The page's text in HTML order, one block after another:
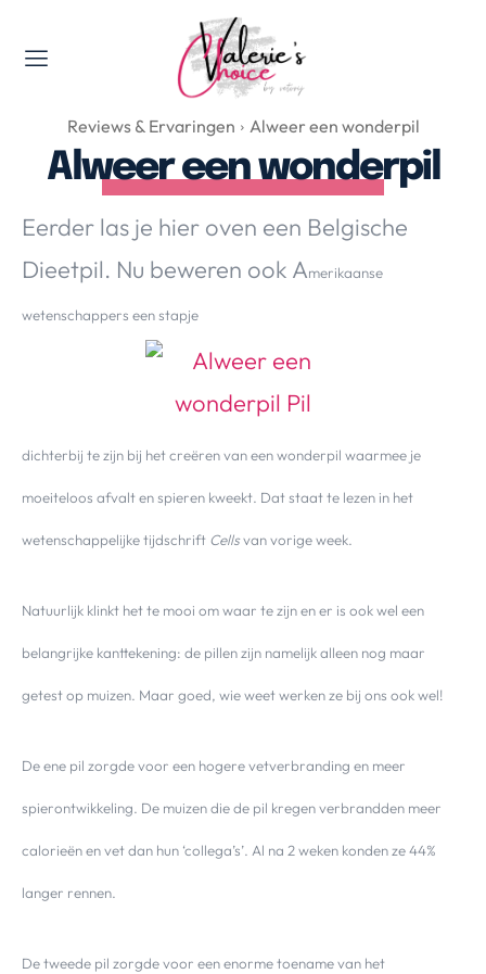
Valerie's Topics
Travel & Culture
Food & Drinks
Lifestyle, Sport & Duurzaamheid
Gadgets & Tech
Top 5 van Valerie
Huis & Tuin
Nieuws & Media
Over Valerie
Over Valerie
Contact
Travel
Lifestyle
Reviews & Ervaringen Alweer een wonderpil
Alweer een wonderpil
Eerder las je hier oven een Belgische
Dieetpil. Nu beweren ook Amerikaanse
wetenschappers een stapje
dichterbij te zijn bij het creëren van een wonderpil waarmee je
moeiteloos afvalt en spieren kweekt. Dat staat te lezen in het
wetenschappelijke tijdschrift Cellsvan vorige week.
Natuurlijk klinkt het te mooi om waar te zijn en er is ook wel een
belangrijke kanttekening: de pillen zijn namelijk alleen nog maar
getest op muizen. Maar goed, wie weet werken ze bij ons ook wel!
De ene pil zorgde voor een hogere vetverbranding en meer
spierontwikkeling. De muizen die de pil kregen verbrandden meer
calorieën en vet dan hun ‘collega’s’. Al na 2 weken konden ze 44%
langer rennen.
De tweede pil zorgde voor een enorme toename van het